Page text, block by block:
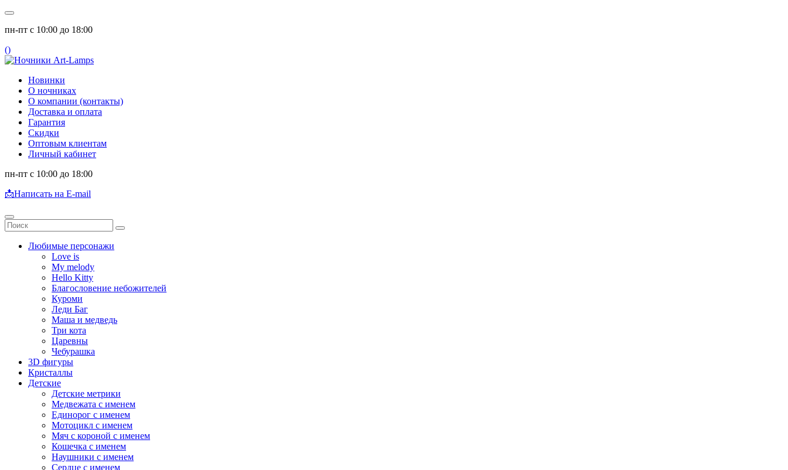
пн-пт с 10:00 до 18:00
()
Новинки
О ночниках
О компании (контакты)
Доставка и оплата
Гарантия
Скидки
Оптовым клиентам
Личный кабинет
пн-пт с 10:00 до 18:00
📩Написать на E-mail
Любимые персонажи
Love is
My melody
Hello Kitty
Благословение небожителей
Куроми
Леди Баг
Маша и медведь
Три кота
Царевны
Чебурашка
3D фигуры
Кристаллы
Детские
Детские метрики
Медвежата с именем
Единорог с именем
Мотоцикл с именем
Мяч с короной с именем
Кошечка с именем
Наушники с именем
Сердце с именем